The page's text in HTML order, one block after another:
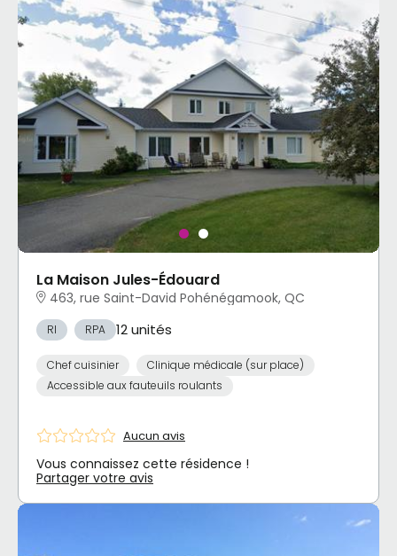
La Maison Jules-Édouard
463, rue Saint-David Pohénégamook, QC
RI RPA 12 unités
Chef cuisinier
Clinique médicale (sur place)
Accessible aux fauteuils roulants
Aucun avis
Vous connaissez cette résidence !
Partager votre avis